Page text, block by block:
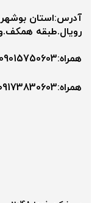
آدرس:استان
رویال.طبقه همکف.واحد104،لوازم
همراه:09015750603
همراه:۰9173830603